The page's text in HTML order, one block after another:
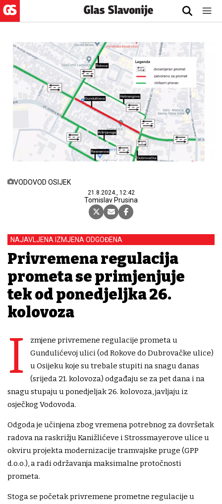
VODOVOD OSIJEK
21.8.2024., 12:42
Tomislav Prusina
NAJAVLJENA IZMJENA ODGOĐENA
Privremena regulacija
prometa se primjenjuje
tek od ponedjeljka 26.
kolovoza
I
zmjene privremene regulacije prometa u
Gundulićevoj ulici (od Rokove do Dubrovačke ulice)
u Osijeku koje su trebale stupiti na snagu danas
(srijeda 21. kolovoza) odgađaju se za pet dana i na
snagu stupaju u ponedjeljak 26. kolovoza, javljaju iz
osječkog Vodovoda.
Odgoda je učinjena zbog vremena potrebnog za dovršetak
radova na raskrižju Kanižlićeve i Strossmayerove ulice u
okviru projekta modernizacije tramvajske pruge (GPP
d.o.o.), a radi održavanja maksimalne protočnosti
prometa.
Stoga se početak privremene prometne regulacije u